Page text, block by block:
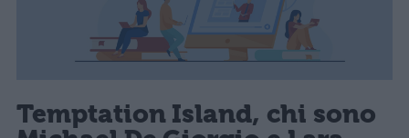
Temptation Island, chi sono